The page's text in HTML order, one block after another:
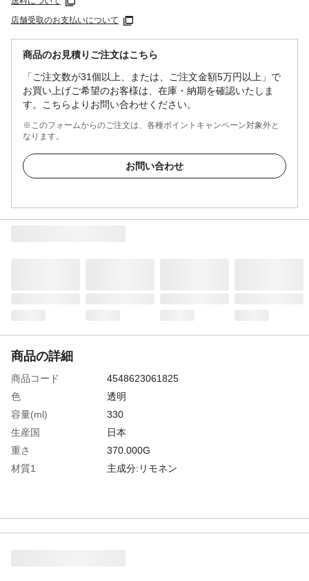
店舗受取のお支払いについて
商品のお見積りご注文はこちら
「ご注文数が31個以上、または、ご注文金額5万円以上」で
お買い上げご希望のお客様は、在庫・納期を確認いたしま
す。こちらよりお問い合わせください。
※このフォームからのご注文は、各種ポイントキャンペーン対象外と
なります。
お問い合わせ
商品の詳細
商品コード
4548623061825
色
透明
容量(ml)
330
生産国
日本
重さ
370.000G
材質1
主成分:リモネン